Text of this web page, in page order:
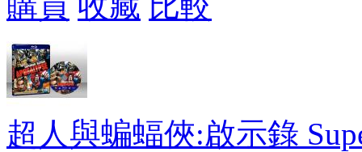
超人與蝙蝠俠:啟示錄